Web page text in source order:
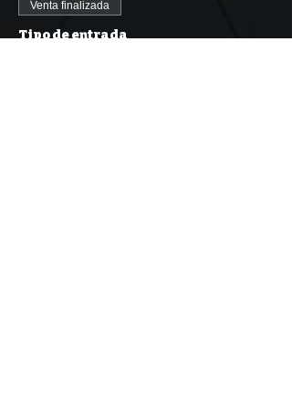
Venta finalizada
Tipo de entrada